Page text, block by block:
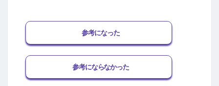
参考になった
参考にならなかった